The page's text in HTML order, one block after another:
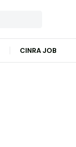
CINRA JOB